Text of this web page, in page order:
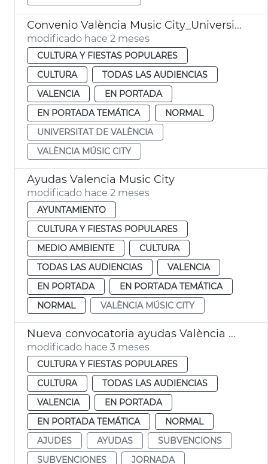
Convenio València Music City_Universitat de València
modificado hace 2 meses
CULTURA Y FIESTAS POPULARES
CULTURA
TODAS LAS AUDIENCIAS
VALENCIA
EN PORTADA
EN PORTADA TEMÁTICA
NORMAL
UNIVERSITAT DE VALÈNCIA
VALÈNCIA MÚSIC CITY
Ayudas Valencia Music City
modificado hace 2 meses
AYUNTAMIENTO
CULTURA Y FIESTAS POPULARES
MEDIO AMBIENTE
CULTURA
TODAS LAS AUDIENCIAS
VALENCIA
EN PORTADA
EN PORTADA TEMÁTICA
NORMAL
VALÈNCIA MÚSIC CITY
Nueva convocatoria ayudas València Music City
modificado hace 3 meses
CULTURA Y FIESTAS POPULARES
CULTURA
TODAS LAS AUDIENCIAS
VALENCIA
EN PORTADA
EN PORTADA TEMÁTICA
NORMAL
AJUDES
AYUDAS
SUBVENCIONS
SUBVENCIONES
JORNADA